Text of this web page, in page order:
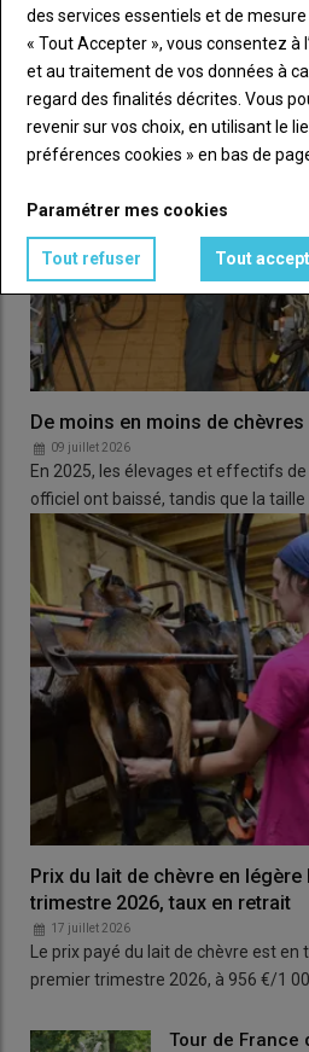
Gérard Chabauty appelle
davantagedéfendre leur produit : «
mieux connu et davantage
mêmes n’y croient pas ou ne le
compliqué de le valoriser.»
Lire aussi :Dans toute la
collectives pour valoriser
De moins en moins de
09 juillet 2026
En 2025, les élevages et effectifs
officiel ont baissé, tandis que la
Prix du lait de chèvre en
trimestre 2026, taux en retrait
17 juillet 2026
Le prix payé du lait de chèvre est
premier trimestre 2026, à 956 €/1
Tour de France
des services essentiels et de mesure
« Tout Accepter », vous consentez à
et au traitement de vos données à
regard des finalités décrites. Vous
revenir sur vos choix, en utilisant le
préférences cookies » en bas de
Paramétrer mes cookies
Tout refuser Tout